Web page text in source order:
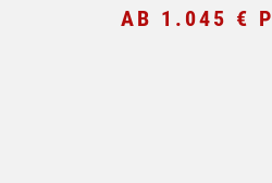
AB 1.045 €